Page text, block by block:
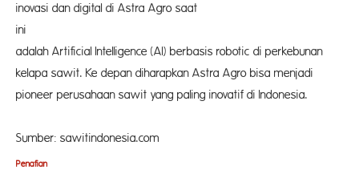
inovasi dan digital di Astra Agro saat
adalah Artificial Intelligence (AI) berbasis robotic di perkebunan
kelapa sawit. Ke depan diharapkan Astra Agro bisa menjadi
pioneer perusahaan sawit yang paling inovatif di Indonesia.
Sumber: sawitindonesia.com
Penafian